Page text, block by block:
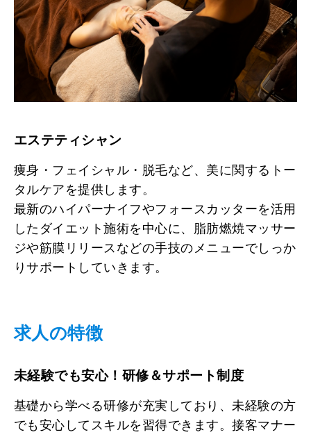
エステティシャン
痩身・フェイシャル・脱毛など、美に関するトー
タルケアを提供します。
最新のハイパーナイフやフォースカッターを活用
したダイエット施術を中心に、脂肪燃焼マッサー
ジや筋膜リリースなどの手技のメニューでしっか
りサポートしていきます。
求人の特徴
未経験でも安心！研修＆サポート制度
基礎から学べる研修が充実しており、未経験の方
でも安心してスキルを習得できます。接客マナー